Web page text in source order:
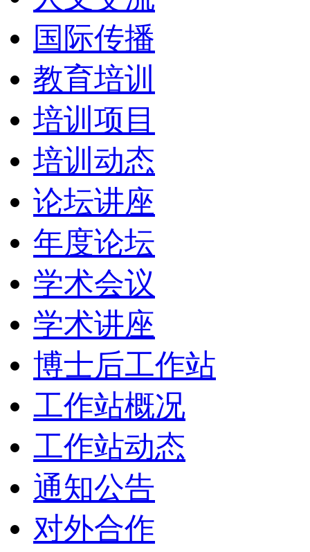
国际传播
教育培训
培训项目
培训动态
论坛讲座
年度论坛
学术会议
学术讲座
博士后工作站
工作站概况
工作站动态
通知公告
对外合作